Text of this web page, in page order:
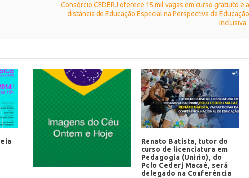
Consórcio CEDERJ oferece 15 mil vagas em curso gratuito e a
distância de Educação Especial na Perspectiva da Educação
Inclusiva
Renato Batista, tutor do
curso de licenciatura em
Pedagogia (Unirio), do
Polo Cederj Macaé, será
delegado na Conferência